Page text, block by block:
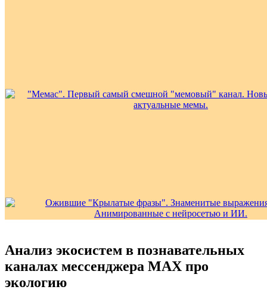
Анализ экосистем в познавательных
каналах мессенджера MAX про
экологию